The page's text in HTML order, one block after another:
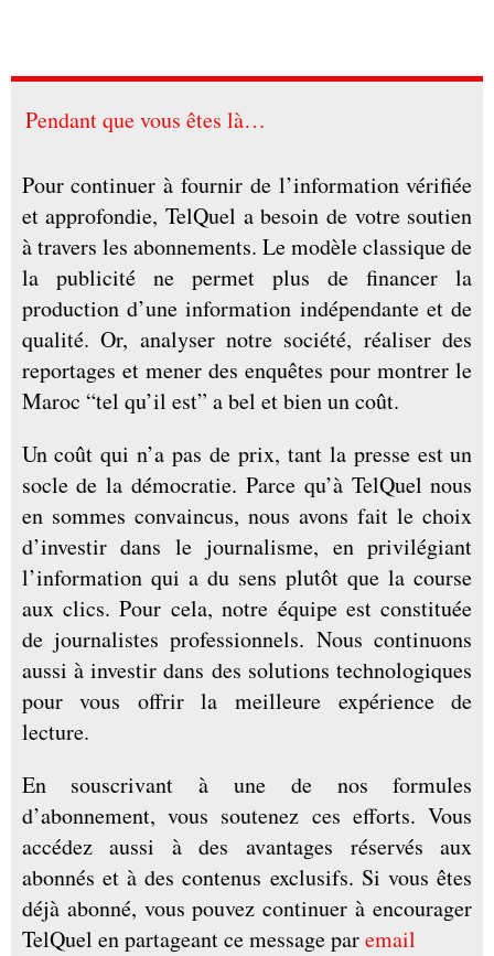
Pendant que vous êtes là…
Pour continuer à fournir de l’information vérifiée
et approfondie, TelQuel a besoin de votre soutien
à travers les abonnements. Le modèle classique de
la publicité ne permet plus de financer la
production d’une information indépendante et de
qualité. Or, analyser notre société, réaliser des
reportages et mener des enquêtes pour montrer le
Maroc “tel qu’il est” a bel et bien un coût.
Un coût qui n’a pas de prix, tant la presse est un
socle de la démocratie. Parce qu’à TelQuel nous
en sommes convaincus, nous avons fait le choix
d’investir dans le journalisme, en privilégiant
l’information qui a du sens plutôt que la course
aux clics. Pour cela, notre équipe est constituée
de journalistes professionnels. Nous continuons
aussi à investir dans des solutions technologiques
pour vous offrir la meilleure expérience de
lecture.
En souscrivant à une de nos formules
d’abonnement, vous soutenez ces efforts. Vous
accédez aussi à des avantages réservés aux
abonnés et à des contenus exclusifs. Si vous êtes
déjà abonné, vous pouvez continuer à encourager
TelQuel en partageant ce message paremail